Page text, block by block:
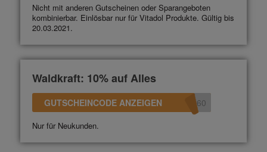
Nicht mit anderen Gutscheinen oder Sparangeboten
kombinierbar. Einlösbar nur für Vitadol Produkte. Gültig bis
20.03.2021.
Waldkraft: 10% auf Alles
GUTSCHEINCODE ANZEIGEN 360
Nur für Neukunden.